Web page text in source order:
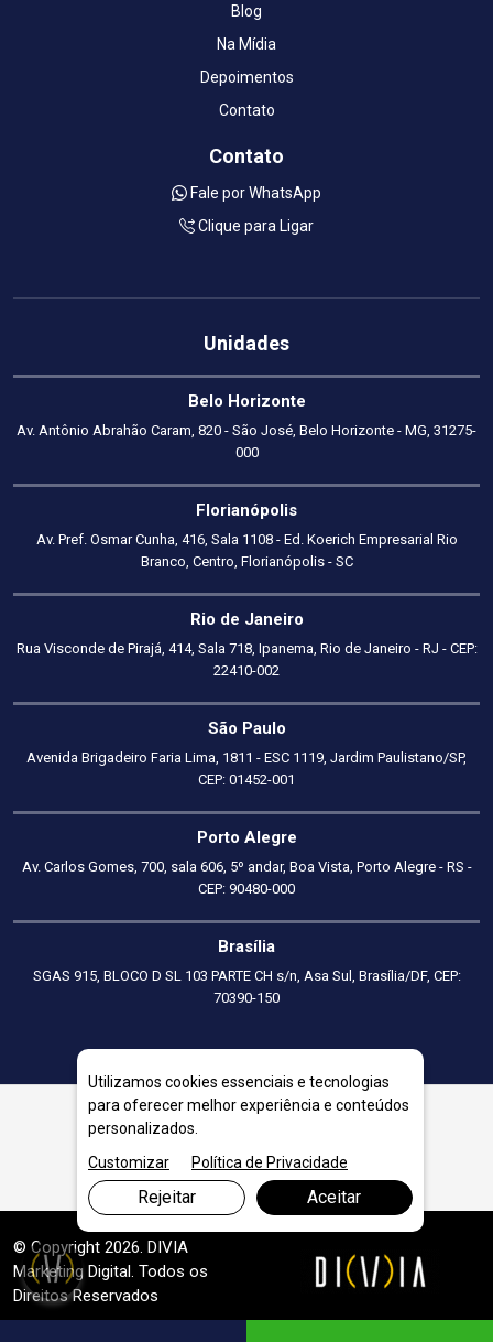
Blog
Na Mídia
Depoimentos
Contato
Contato
Fale por WhatsApp
Clique para Ligar
Unidades
Belo Horizonte
Av. Antônio Abrahão Caram, 820 - São José, Belo Horizonte - MG, 31275-
000
Florianópolis
Av. Pref. Osmar Cunha, 416, Sala 1108 - Ed. Koerich Empresarial Rio
Branco, Centro, Florianópolis - SC
Rio de Janeiro
Rua Visconde de Pirajá, 414, Sala 718, Ipanema, Rio de Janeiro - RJ - CEP:
22410-002
São Paulo
Avenida Brigadeiro Faria Lima, 1811 - ESC 1119, Jardim Paulistano/SP,
CEP: 01452-001
Porto Alegre
Av. Carlos Gomes, 700, sala 606, 5º andar, Boa Vista, Porto Alegre - RS -
CEP: 90480-000
Brasília
SGAS 915, BLOCO D SL 103 PARTE CH s/n, Asa Sul, Brasília/DF, CEP:
70390-150
© Copyright 2026. DIVIA
Marketing Digital. Todos os
Direitos Reservados
Utilizamos cookies essenciais e tecnologias
para oferecer melhor experiência e conteúdos
personalizados.
Customizar
Política de Privacidade
Rejeitar Aceitar